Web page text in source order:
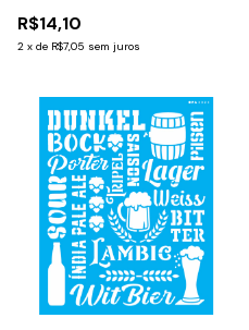
R$14,10
2 x de R$7,05 sem juros